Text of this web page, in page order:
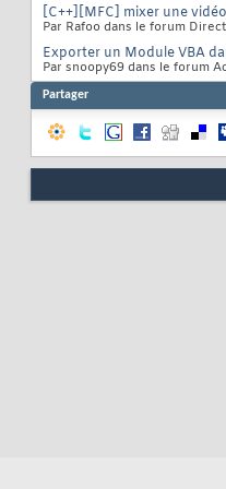
[C++][MFC] mixer une
Par Rafoo dans le forum
Exporter un Module VBA
Par snoopy69 dans le forum
Partager